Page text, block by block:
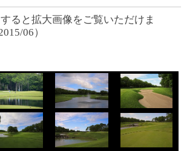
ると拡大画像をご覧いただけま
06）